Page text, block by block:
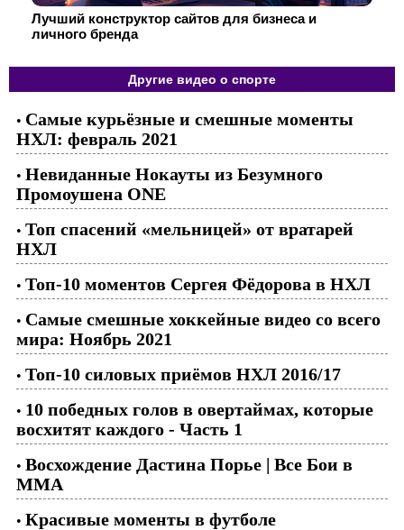
Лучший конструктор сайтов для бизнеса и
личного бренда
Другие видео о спорте
• Самые курьёзные и смешные моменты
НХЛ: февраль 2021
• Невиданные Нокауты из Безумного
Промоушена ONE
• Топ спасений «мельницей» от вратарей
НХЛ
• Топ-10 моментов Сергея Фёдорова в НХЛ
• Самые смешные хоккейные видео со всего
мира: Ноябрь 2021
• Топ-10 силовых приёмов НХЛ 2016/17
• 10 победных голов в овертаймах, которые
восхитят каждого - Часть 1
• Восхождение Дастина Порье | Все Бои в
ММА
• Красивые моменты в футболе